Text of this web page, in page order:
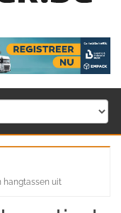
hangtassen uit